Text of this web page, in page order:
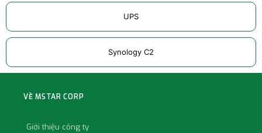
UPS
Synology C2
VỀ MSTAR CORP
Giới thiệu công ty